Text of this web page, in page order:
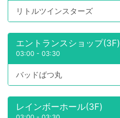
リトルツインスターズ
エントランスショップ(3F)
03:00 - 03:30
バッドばつ丸
レインボーホール(3F)